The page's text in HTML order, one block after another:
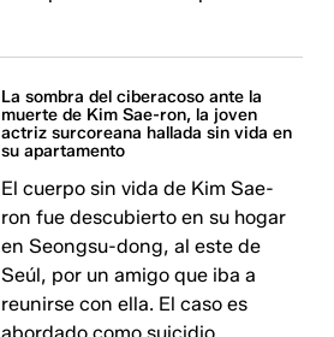
La sombra del ciberacoso ante la
muerte de Kim Sae-ron, la joven
actriz surcoreana hallada sin vida en
su apartamento
El cuerpo sin vida de Kim Sae-
ron fue descubierto en su hogar
en Seongsu-dong, al este de
Seúl, por un amigo que iba a
reunirse con ella. El caso es